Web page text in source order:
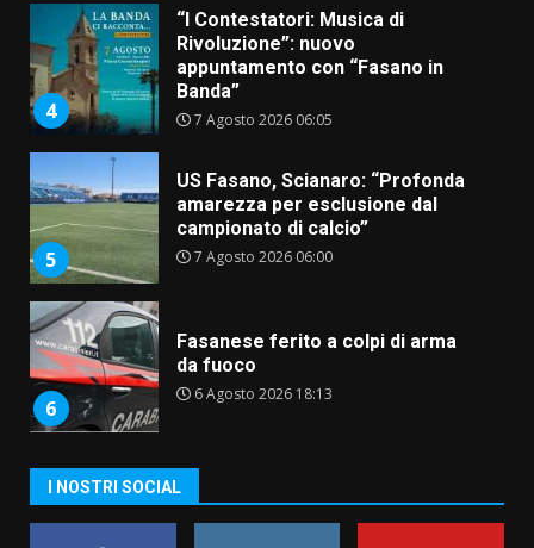
4
“I Contestatori: Musica di
Rivoluzione”: nuovo
appuntamento con “Fasano in
Banda”
7 Agosto 2026 06:05
5
US Fasano, Scianaro: “Profonda
amarezza per esclusione dal
campionato di calcio”
7 Agosto 2026 06:00
6
Fasanese ferito a colpi di arma
da fuoco
6 Agosto 2026 18:13
di aperture straordinarie del
Comune di Fasano
I NOSTRI SOCIAL